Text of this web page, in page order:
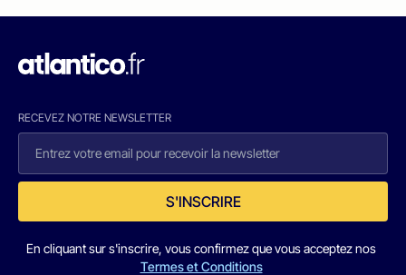
RECEVEZ NOTRE NEWSLETTER
S'INSCRIRE
En cliquant sur s'inscrire, vous confirmez que vous acceptez nos
Termes et Conditions